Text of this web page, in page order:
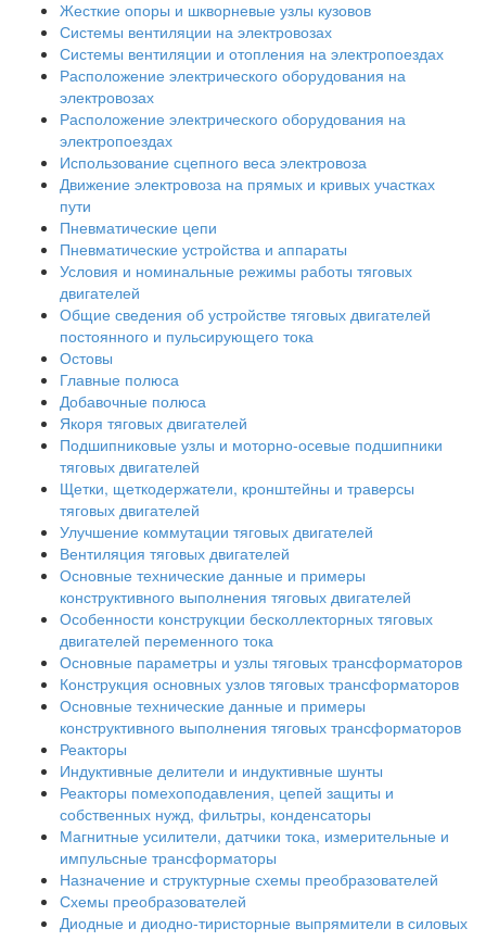
Жесткие опоры и шкворневые узлы кузовов
Системы вентиляции на электровозах
Системы вентиляции и отопления на электропоездах
Расположение электрического оборудования на
электровозах
Расположение электрического оборудования на
электропоездах
Использование сцепного веса электровоза
Движение электровоза на прямых и кривых участках
пути
Пневматические цепи
Пневматические устройства и аппараты
Условия и номинальные режимы работы тяговых
двигателей
Общие сведения об устройстве тяговых двигателей
постоянного и пульсирующего тока
Остовы
Главные полюса
Добавочные полюса
Якоря тяговых двигателей
Подшипниковые узлы и моторно-осевые подшипники
тяговых двигателей
Щетки, щеткодержатели, кронштейны и траверсы
тяговых двигателей
Улучшение коммутации тяговых двигателей
Вентиляция тяговых двигателей
Основные технические данные и примеры
конструктивного выполнения тяговых двигателей
Особенности конструкции бесколлекторных тяговых
двигателей переменного тока
Основные параметры и узлы тяговых трансформаторов
Конструкция основных узлов тяговых трансформаторов
Основные технические данные и примеры
конструктивного выполнения тяговых трансформаторов
Реакторы
Индуктивные делители и индуктивные шунты
Реакторы помехоподавления, цепей защиты и
собственных нужд, фильтры, конденсаторы
Магнитные усилители, датчики тока, измерительные и
импульсные трансформаторы
Назначение и структурные схемы преобразователей
Схемы преобразователей
Диодные и диодно-тиристорные выпрямители в силовых